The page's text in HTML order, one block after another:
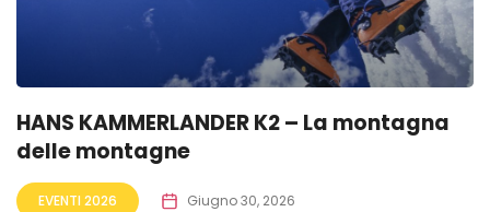
HANS KAMMERLANDER K2 – La montagna
delle montagne
EVENTI 2026 Giugno 30, 2026